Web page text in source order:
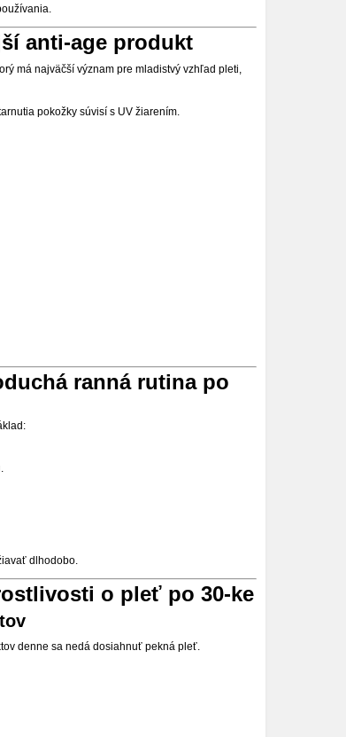
anti-age produkt
má najväčší význam pre mladistvý vzhľad pleti,
pokožky súvisí s UV žiarením.
ranná rutina po
dlhodobo.
o pleť po 30-ke
denne sa nedá dosiahnuť pekná pleť.